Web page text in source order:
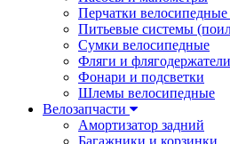
Перчатки
Питьевые системы
Сумки велосипедные
Фляги и флягодержатели
Фонари и подсветки
Шлемы велосипедные
Велозапчасти
Амортизатор задний
Багажники и корзинки